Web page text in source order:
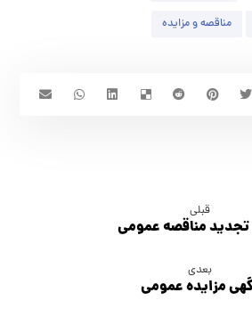
مناقصه و مزایده
قبلی
تجدید مناقصه عمومي
بعدی
مزایده عمومي